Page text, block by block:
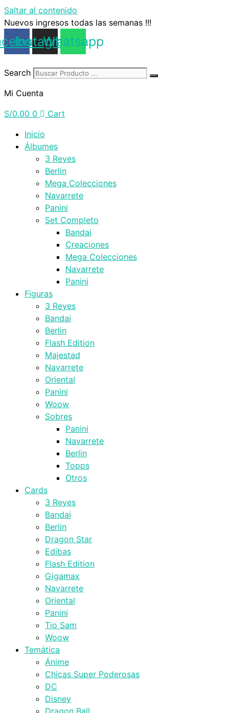
Saltar al contenido
Nuevos ingresos todas las semanas !!!
Instagram
Whatsapp
Search
Mi Cuenta
S/0.00 0
Cart
Inicio
Álbumes
3 Reyes
Berlin
Mega Colecciones
Navarrete
Panini
Set Completo
Bandai
Creaciones
Mega Colecciones
Navarrete
Panini
Figuras
3 Reyes
Bandai
Berlin
Flash Edition
Majestad
Navarrete
Oriental
Panini
Woow
Sobres
Panini
Navarrete
Berlin
Topps
Otros
Cards
3 Reyes
Bandai
Berlin
Dragon Star
Edibas
Flash Edition
Gigamax
Navarrete
Oriental
Panini
Tio Sam
Woow
Temática
Ánime
Chicas Super Poderosas
DC
Disney
Dragon Ball